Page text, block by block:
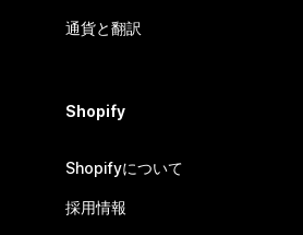
通貨と翻訳
Shopify
Shopifyについて
採用情報